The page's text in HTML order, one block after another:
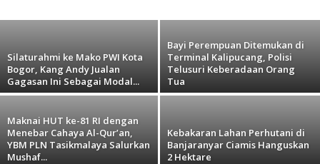
Silaturahmi ke Mako PWI Kota
Bogor, Kang Andy Jualan
Gagasan Ini Sebagai Modal...
Bayi Perempuan Ditemukan di
Terminal Kalipucang, Polisi
Telusuri Keberadaan Orang
Tua
Maknai HUT ke-81 RI dengan
Menebar Cahaya Al-Qur’an,
YBM PLN Tasikmalaya Salurkan
Mushaf...
Kebakaran Lahan Perhutani di
Banjaranyar Ciamis Hanguskan
2 Hektare